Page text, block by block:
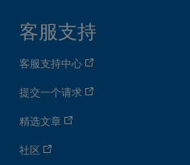
客服支持
客服支持中心
提交一个请求
精选文章
社区